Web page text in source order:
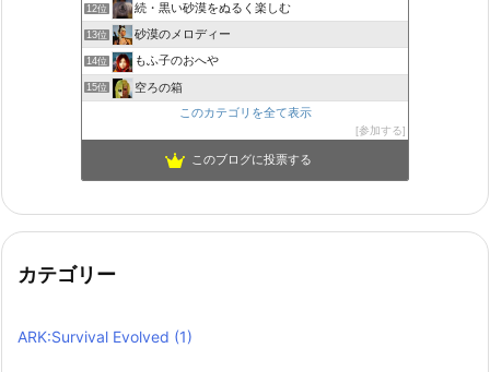
12位 続・黒い砂漠をぬるく楽しむ
13位 砂漠のメロディー
14位 もふ子のおへや
15位
空ろの箱
このカテゴリを全て表示
参加する
このブログに投票する
カテゴリー
ARK:Survival Evolved (1)